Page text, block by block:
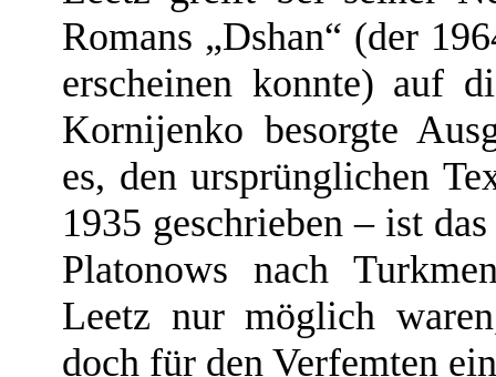
Romans „Dshan“ (der
erscheinen konnte) auf
Kornijenko besorgte
es, den ursprünglichen
1935 geschrieben – ist
Platonows nach
Leetz nur möglich
doch für den Verfemten